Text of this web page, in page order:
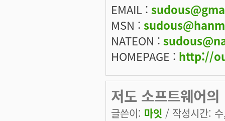
EMAIL :
MSN :
NATEON :
HOMEPAGE : http://
저도 소프트웨어의
글쓴이: 마잇 / 작성시간: